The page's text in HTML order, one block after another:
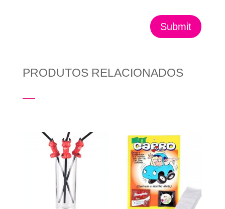
Submit
PRODUTOS RELACIONADOS